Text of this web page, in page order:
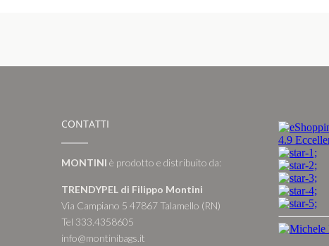
CONTATTI
MONTINI è prodotto e distribuito da:
TRENDYPEL di Filippo Montini
Via Campiano 5 47867 Talamello (RN)
Tel 333.4358605
info@montinibags.it